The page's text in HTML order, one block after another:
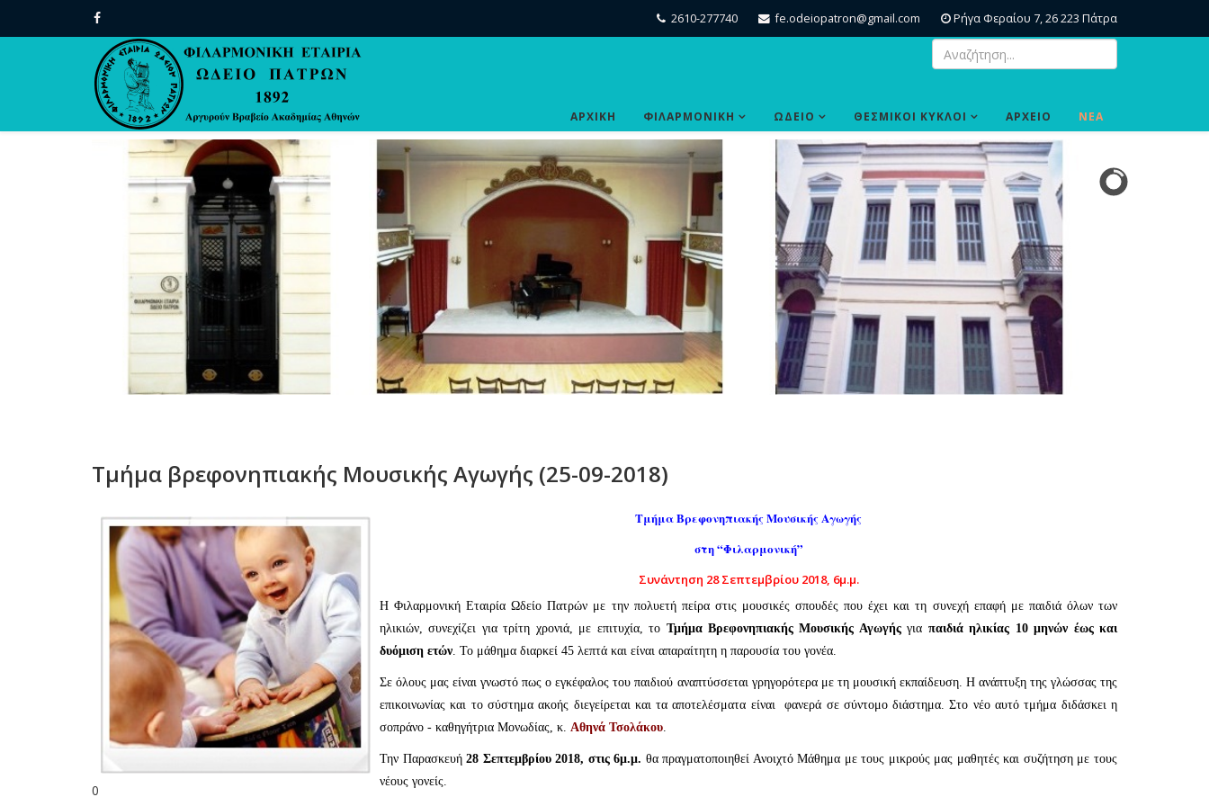
2610-277740 fe.odeiopatron@gmail.com Ρήγα Φεραίου 7, 26 223 Πάτρα
ΑΡΧΙΚΗ ΦΙΛΑΡΜΟΝΙΚΗ ΩΔΕΙΟ ΘΕΣΜΙΚΟΙ ΚΥΚΛΟΙ ΑΡΧΕΙΟ ΝΕΑ
0
Τμήμα βρεφονηπιακής Μουσικής Αγωγής (25-09-2018)
Τμήμα Βρεφονηπιακής Μουσικής Αγωγής
στη “Φιλαρμονική”
Συνάντηση 28 Σεπτεμβρίου 2018, 6μ.μ.
Η Φιλαρμονική Εταιρία Ωδείο Πατρών με την πολυετή πείρα στις μουσικές σπουδές που έχει και τη συνεχή επαφή με παιδιά όλων των
ηλικιών, συνεχίζει για τρίτη χρονιά, με επιτυχία, το Τμήμα Βρεφονηπιακής Μουσικής Αγωγήςγια παιδιά ηλικίας 10 μηνών έως και
δυόμιση ετών. Το μάθημα διαρκεί 45 λεπτά και είναι απαραίτητη η παρουσία του γονέα.
Σε όλους μας είναι γνωστό πως ο εγκέφαλος του παιδιού αναπτύσσεται γρηγορότερα με τη μουσική εκπαίδευση. Η ανάπτυξη της γλώσσας της
επικοινωνίας και το σύστημα ακοής διεγείρεται και τα αποτελέσματα είναι φανερά σε σύντομο διάστημα. Στο νέο αυτό τμήμα διδάσκει η
σοπράνο - καθηγήτρια Μονωδίας, κ. Αθηνά Τσολάκου.
Την Παρασκευή28 Σεπτεμβρίου 2018, στις 6μ.μ. θα πραγματοποιηθεί Ανοιχτό Μάθημα με τους μικρούς μας μαθητές και συζήτηση με τους
νέους γονείς.